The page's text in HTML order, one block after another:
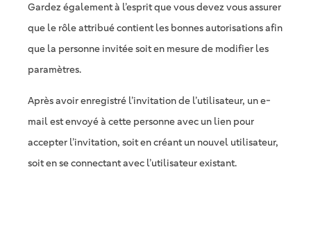
Gardez également à l’esprit que vous devez vous assurer
que le rôle attribué contient les bonnes autorisations afin
que la personne invitée soit en mesure de modifier les
paramètres.
Après avoir enregistré l’invitation de l’utilisateur, un e-
mail est envoyé à cette personne avec un lien pour
accepter l’invitation, soit en créant un nouvel utilisateur,
soit en se connectant avec l’utilisateur existant.